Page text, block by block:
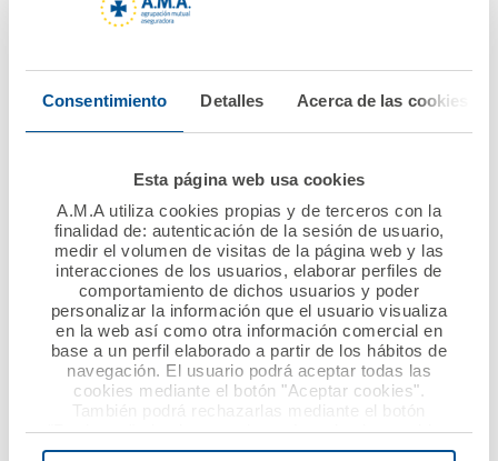
Consentimiento Detalles Acerca de las cookies
Esta página web usa cookies
A.M.A utiliza cookies propias y de terceros con la
finalidad de: autenticación de la sesión de usuario,
medir el volumen de visitas de la página web y las
interacciones de los usuarios, elaborar perfiles de
comportamiento de dichos usuarios y poder
personalizar la información que el usuario visualiza
en la web así como otra información comercial en
base a un perfil elaborado a partir de los hábitos de
navegación. El usuario podrá aceptar todas las
cookies mediante el botón "Aceptar cookies".
También podrá rechazarlas mediante el botón
"Rechazar", donde se rechazarán todas las cookies
menos las necesarias para permitir el acceso a los
aseguradora de coches ha incrementado su oferta de
seguros, y se ha consolidado como la mutua de